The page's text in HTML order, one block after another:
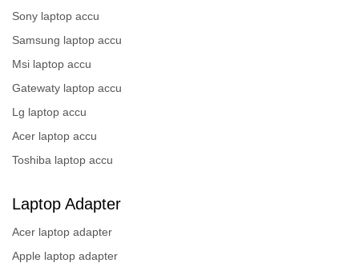
Sony laptop accu
Samsung laptop accu
Msi laptop accu
Gatewaty laptop accu
Lg laptop accu
Acer laptop accu
Toshiba laptop accu
Laptop Adapter
Acer laptop adapter
Apple laptop adapter